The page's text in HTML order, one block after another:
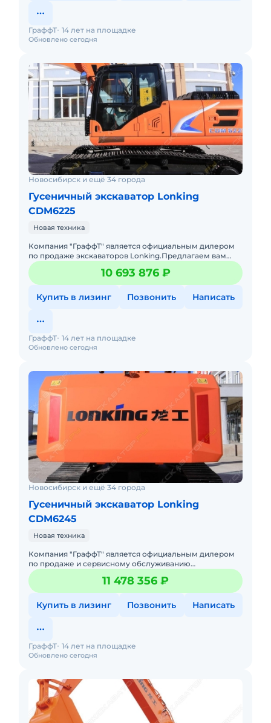
Обновлено сегодня
ГраффТ 14 лет на площадке
Новосибирск и ещё 34 города
Гусеничный экскаватор Lonking
CDM6225
Новая техника
Компания "ГраффТ" является официальным дилером
по продаже экскаваторов Lonking.Предлагаем вам
Гусеничный экскаватор Lonking CDM6225и другую
спецтехнику под брен10 693 876 ₽
Купить в лизинг Позвонить Написать
Обновлено сегодня
ГраффТ 14 лет на площадке
Новосибирск и ещё 34 города
Гусеничный экскаватор Lonking
CDM6245
Новая техника
Компания "ГраффТ" является официальным дилером
по продаже и сервисному обслуживанию
экскаваторов Lonking.Предлагаем вам Гусеничный
экскаватор Lonking CDM6245и д
11 478 356 ₽
Купить в лизинг Позвонить Написать
Обновлено сегодня
ГраффТ 14 лет на площадке